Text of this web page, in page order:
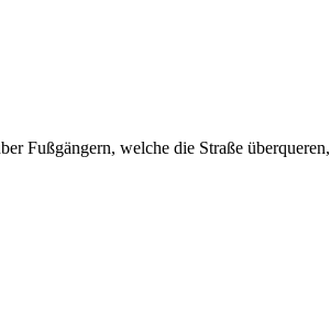
Fußgängern, welche die Straße